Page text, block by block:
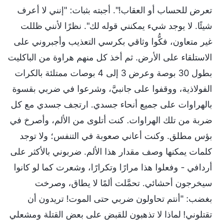
تعرض للحساب أو العقاب!". أجبته بثبات: "إنني لا أعرف
شيئًا. لا يوجد شيء يمكنني قوله لك". نظرًا لأنني ظللت
غير متعاون، فكُّوا وثاقي بكرسي التعذيب وأجبروني على
الاستلقاء على الأرض. ثم أخذ كل منهم هراوة من الباكليت
بطول 30 بوصة وعرض 3 إلى 4 بوصات ممتلئة بالكرات
الفولاذية، ووقفوا على جانبيَّ، وشرعوا في ضربي بقسوة
بالهراوات على جميع أنحاء جسدي. ارتجف جسدي مع كل
ضربة من تلك الهراوات. كنت أتلوى من الألم، وأصرخ في
بؤس مطلق. وكنت أعاني صعوبة في التنفس؛ ولا توجد
كلمات يمكنها وصف مقدار هذا الألم. ضربوني بالأكثر على
أردافي - وفعلوا هذا مرارًا وتكرارًا، وشعرت كما لو كانوا
سيخرجون أحشائي. تحمَّلت ألمًا لا يطاق، وصرخت
بغضب: "أنتم تحاولون ضربي حتى الموت! تريدون أن
تقتلوني! لماذا لا تذهبون للقبض على بعض القتلة ومشعلي